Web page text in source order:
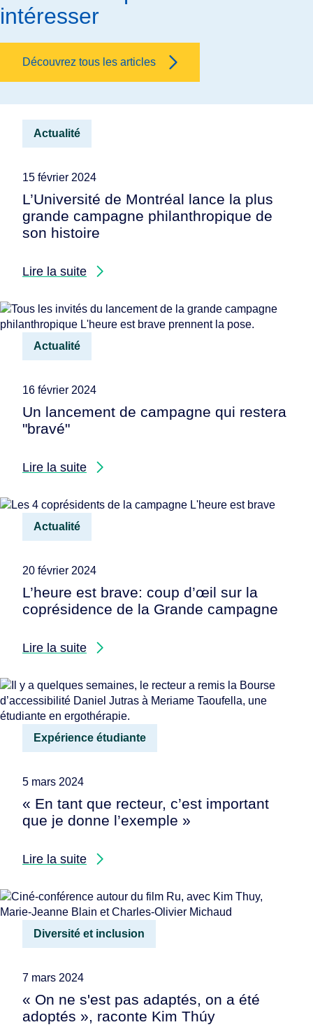
intéresser
Découvrez tous les articles
Actualité
15 février 2024
L’Université de Montréal lance la plus
grande campagne philanthropique de
son histoire
Lire la suite
Actualité
16 février 2024
Un lancement de campagne qui restera
"bravé"
Lire la suite
Actualité
20 février 2024
L’heure est brave: coup d’œil sur la
coprésidence de la Grande campagne
Lire la suite
Expérience étudiante
5 mars 2024
« En tant que recteur, c’est important
que je donne l’exemple »
Lire la suite
Diversité et inclusion
7 mars 2024
« On ne s'est pas adaptés, on a été
adoptés », raconte Kim Thúy